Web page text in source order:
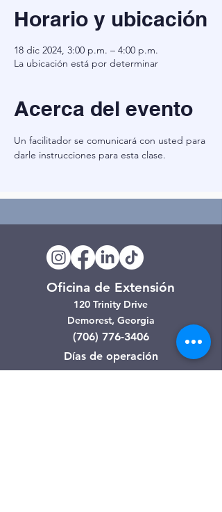
Horario y ubicación
18 dic 2024, 3:00 p.m. – 4:00 p.m.
La ubicación está por determinar
Acerca del evento
Un facilitador se comunicará con usted para
darle instrucciones para esta clase.
Oficina de Extensión
120 Trinity Drive
Demorest, Georgia
(706) 776-3406
Días de operación